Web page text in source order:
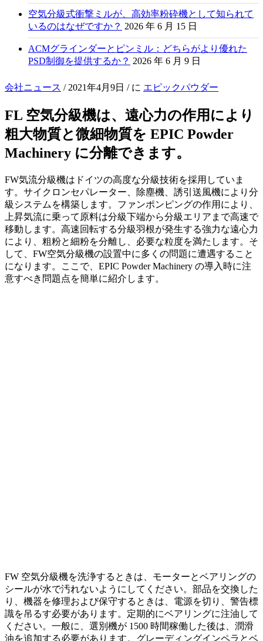
空気分級式衝撃ミルが、高効率粉砕機として知られて
いるのはなぜですか？ 2026 年 6 月 15 日
ACMグラインダーとピンミル：どちらがより優れた
PSD制御を提供するか？ 2026 年 6 月 9 日
会社ニュース / 2021年4月9日 / に エピックパウダー
FL 空気分級機は、遠心力の作用により
粗大物質と微細物質を EPIC Powder
Machinery に分離できます。
FW気流分級機はドイツの高度な分級技術を採用していま
す。サイクロンセパレーター、除塵機、誘引送風機により分
級システムを構築します。ファンポンピングの作用により、
上昇気流に乗って原料は分級下端から分級エリアまで高速で
移動します。高速回転する分級羽根が発生する強力な遠心力
により、粗粉と細粉を分離し、必要な粒度を満たします。そ
して、FW空気分級機の設置中に多くの問題に遭遇すること
になります。ここで、EPIC Powder Machinery の導入時に注
意すべき問題点を簡単に紹介します。
FW 空気分級機を洗浄するときは、モーターとベアリングの
シールが水で汚れないようにしてください。部品を交換した
り、機器を修理および保守するときは、電源を切り、警告標
識を吊るす必要があります。定期的にベアリングに注油して
ください。一般に、選別機が 1500 時間稼働した後は、潤滑
油を追加する必要があります。グレーディングインペラとベ